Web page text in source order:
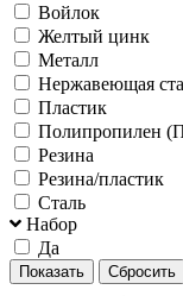
Войлок
Желтый цинк
Металл
Нержавеющая
Пластик
Полипропилен
Резина
Резина/пластик
Сталь
Набор
Да